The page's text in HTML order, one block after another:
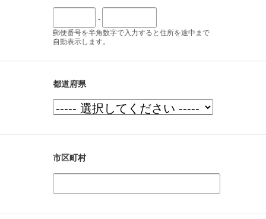
-
郵便番号を半角数字で入力すると住所を途中まで
自動表示します。
都道府県
市区町村